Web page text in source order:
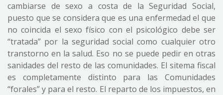
cambiarse de sexo a costa de la Seguridad Social,
puesto que se considera que es una enfermedad el que
no coincida el sexo físico con el psicológico debe ser
“tratada” por la seguridad social como cualquier otro
transtorno en la salud. Eso no se puede pedir en otras
sanidades del resto de las comunidades. El sitema fiscal
es completamente distinto para las Comunidades
“forales” y para el resto. El reparto de los impuestos, en